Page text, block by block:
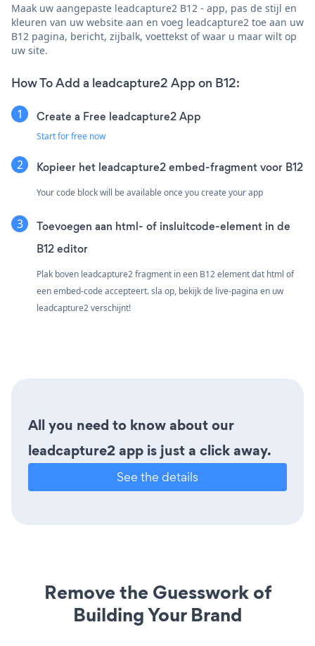
Maak uw aangepaste leadcapture2 B12 - app, pas de stijl en
kleuren van uw website aan en voeg leadcapture2 toe aan uw
B12 pagina, bericht, zijbalk, voettekst of waar u maar wilt op
uw site.
How To Add a leadcapture2 App on B12:
Create a Free leadcapture2 App
Start for free now
Kopieer het leadcapture2 embed-fragment voor B12
Your code block will be available once you create your app
Toevoegen aan html- of insluitcode-element in de
B12 editor
Plak boven leadcapture2 fragment in een B12 element dat html of
een embed-code accepteert. sla op, bekijk de live-pagina en uw
leadcapture2 verschijnt!
All you need to know about our
leadcapture2 app is just a click away.
See the details
Remove the Guesswork of
Building Your Brand